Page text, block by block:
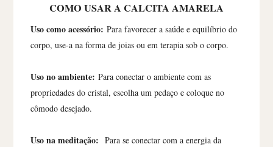
COMO USAR A CALCITA AMARELA
Uso como acessório:Para favorecer a saúde e equilíbrio do
corpo, use-a na forma de joias ou em terapia sob o corpo.
Uso no ambiente: Para conectar o ambiente com as
propriedades do cristal, escolha um pedaço e coloque no
cômodo desejado.
Uso na meditação:
Para se conectar com a energia da